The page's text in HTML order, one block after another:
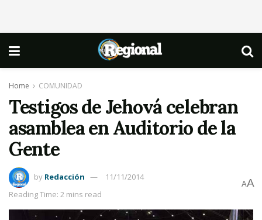
Home COMUNIDAD
Testigos de Jehová celebran
asamblea en Auditorio de la
Gente
by Redacción
11/11/2014
Reading Time: 2 mins read
AA